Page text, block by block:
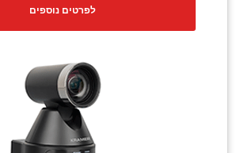
לפרטים נוספים